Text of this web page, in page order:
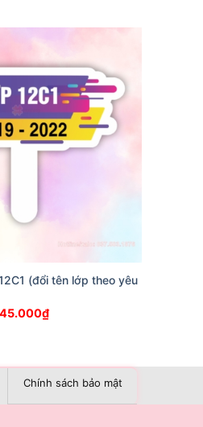
(đổi tên lớp theo yêu
45.000₫
Chính sách bảo mật